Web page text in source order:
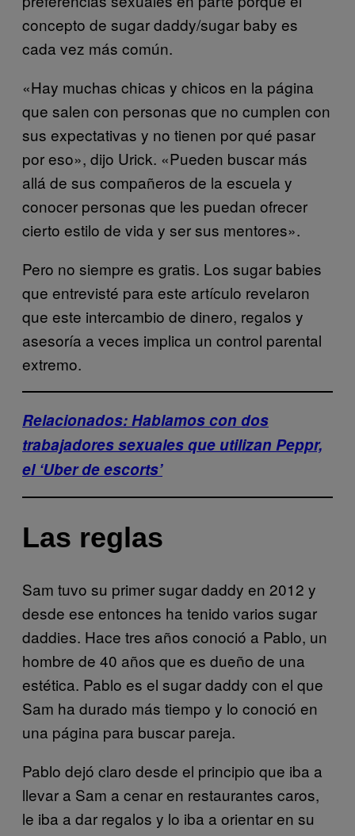
concepto de sugar daddy/sugar baby es
cada vez más común.
«Hay muchas chicas y chicos en la página
que salen con personas que no cumplen con
sus expectativas y no tienen por qué pasar
por eso», dijo Urick. «Pueden buscar más
allá de sus compañeros de la escuela y
conocer personas que les puedan ofrecer
cierto estilo de vida y ser sus mentores».
Pero no siempre es gratis. Los sugar babies
que entrevisté para este artículo revelaron
que este intercambio de dinero, regalos y
asesoría a veces implica un control parental
extremo.
Relacionados: Hablamos con dos
trabajadores sexuales que utilizan Peppr,
el ‘Uber de escorts’
Las reglas
Sam tuvo su primer sugar daddy en 2012 y
desde ese entonces ha tenido varios sugar
daddies. Hace tres años conoció a Pablo, un
hombre de 40 años que es dueño de una
estética. Pablo es el sugar daddy con el que
Sam ha durado más tiempo y lo conoció en
una página para buscar pareja.
Pablo dejó claro desde el principio que iba a
llevar a Sam a cenar en restaurantes caros,
le iba a dar regalos y lo iba a orientar en su